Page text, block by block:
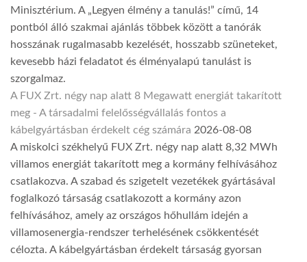
Minisztérium. A „Legyen élmény a tanulás!” című, 14
pontból álló szakmai ajánlás többek között a tanórák
hosszának rugalmasabb kezelését, hosszabb szüneteket,
kevesebb házi feladatot és élményalapú tanulást is
szorgalmaz.
A FUX Zrt. négy nap alatt 8 Megawatt energiát takarított
meg - A társadalmi felelősségvállalás fontos a
kábelgyártásban érdekelt cég számára 2026-08-08
A miskolci székhelyű FUX Zrt. négy nap alatt 8,32 MWh
villamos energiát takarított meg a kormány felhívásához
csatlakozva. A szabad és szigetelt vezetékek gyártásával
foglalkozó társaság csatlakozott a kormány azon
felhívásához, amely az országos hőhullám idején a
villamosenergia-rendszer terhelésének csökkentését
célozta. A kábelgyártásban érdekelt társaság gyorsan